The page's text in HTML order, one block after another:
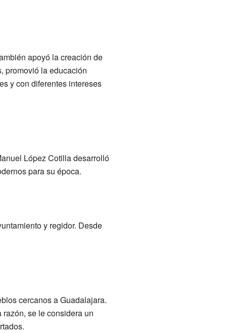
apoyó la creación de
promovió la educación
y con diferentes intereses
López Cotilla desarrolló
para su época.
y regidor. Desde
cercanos a Guadalajara.
se le considera un